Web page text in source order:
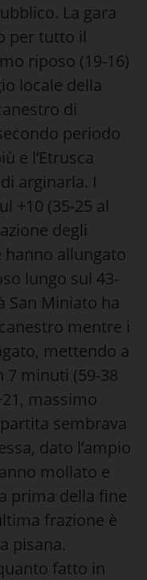
La gara
per tutto il
riposo (19-16)
locale della
di
periodo
e l’Etrusca
arginarla. I
+10 (35-25 al
degli
hanno allungato
lungo sul 43-
San Miniato ha
mentre i
mettendo a
7 minuti (59-38
massimo
sembrava
dato l’ampio
mollato e
prima della fine
frazione è
pisana.
fatto in